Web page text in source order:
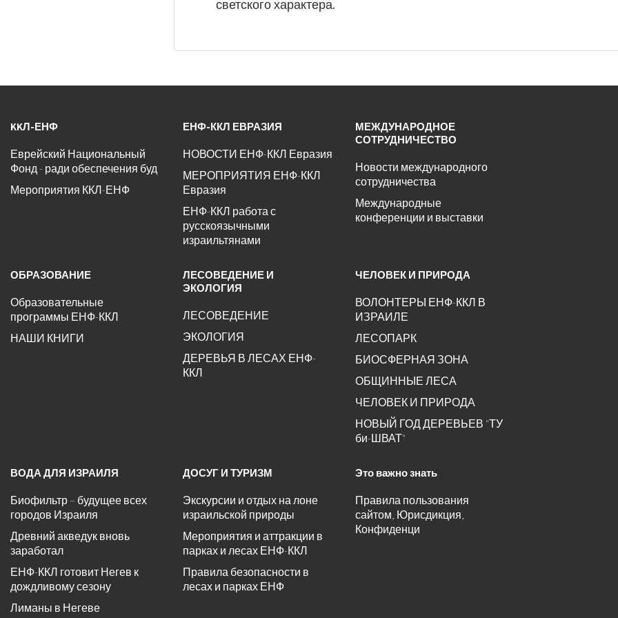
светского характера.
KKЛ-ЕНФ
Еврейский Национальный
Фонд - ради обеспечения буд
Мероприятия ККЛ-ЕНФ
ЕНФ-ККЛ ЕВРАЗИЯ
НОВОСТИ ЕНФ-ККЛ Евразия
МЕРОПРИЯТИЯ ЕНФ-ККЛ
Евразия
ЕНФ-ККЛ работа с
русскоязычными
израильтянами
МЕЖДУНАРОДНОЕ
СОТРУДНИЧЕСТВО
Новости международного
сотрудничества
Международные
конференции и выставки
ОБРАЗОВАНИЕ
Образовательные
программы ЕНФ-ККЛ
НАШИ КНИГИ
ЛЕСОВЕДЕНИЕ И
ЭКОЛОГИЯ
ЛЕСОВЕДЕНИЕ
ЭКОЛОГИЯ
ДЕРЕВЬЯ В ЛЕСАХ ЕНФ-
ККЛ
ЧЕЛОВЕК И ПРИРОДА
ВОЛОНТЕРЫ ЕНФ-ККЛ В
ИЗРАИЛЕ
ЛЕСОПАРК
БИОСФЕРНАЯ ЗОНА
ОБЩИННЫЕ ЛЕСА
ЧЕЛОВЕК И ПРИРОДА
НОВЫЙ ГОД ДЕРЕВЬЕВ "ТУ
би-ШВАТ"
ВОДА ДЛЯ ИЗРАИЛЯ
Биофильтр – будущее всех
городов Израиля
Древний акведук вновь
заработал
ЕНФ-ККЛ готовит Негев к
дождливому сезону
Лиманы в Негеве
ДОСУГ И ТУРИЗМ
Экскурсии и отдых на лоне
израильской природы
Мероприятия и аттракции в
парках и лесах ЕНФ-ККЛ
Правила безопасности в
лесах и парках ЕНФ
Это важно знать
Правила пользования
сайтом, Юрисдикция,
Конфиденци